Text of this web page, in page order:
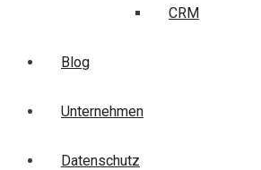
CRM
Blog
Unternehmen
Datenschutz